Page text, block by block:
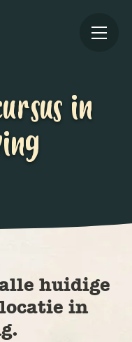
in
huidige
in